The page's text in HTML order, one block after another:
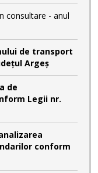
consultare - anul
de transport
Argeș
de
Legii nr.
conform